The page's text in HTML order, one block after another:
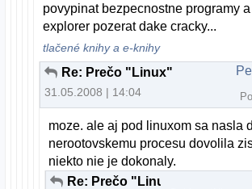
povypinat bezpecnostne programy
explorer pozerat dake cracky...
tlačené knihy a e-knihy
Re: Prečo "Linux"
31.05.2008 | 14:04
moze. ale aj pod linuxom sa nasla
nerootovskemu procesu dovolila
niekto nie je dokonaly.
Re: Prečo "Linux"